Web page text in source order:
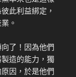
此利益綁定，
。
了！因為他們
造的能力，獨
因，於是他們